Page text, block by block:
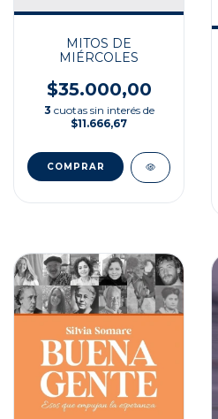
MITOS DE
MIÉRCOLES
$35.000,00
3 cuotas sin interés de
$11.666,67